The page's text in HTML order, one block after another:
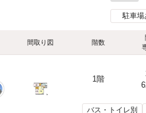
駐車場
間取り図 階数
1階
バス・トイレ別